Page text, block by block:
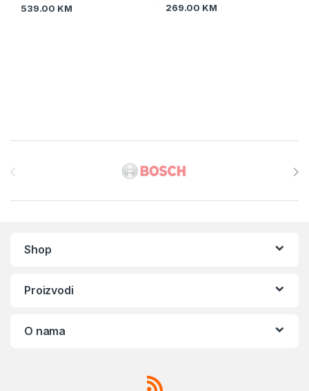
539.00 KM 269.00 KM
Shop
Proizvodi
O nama